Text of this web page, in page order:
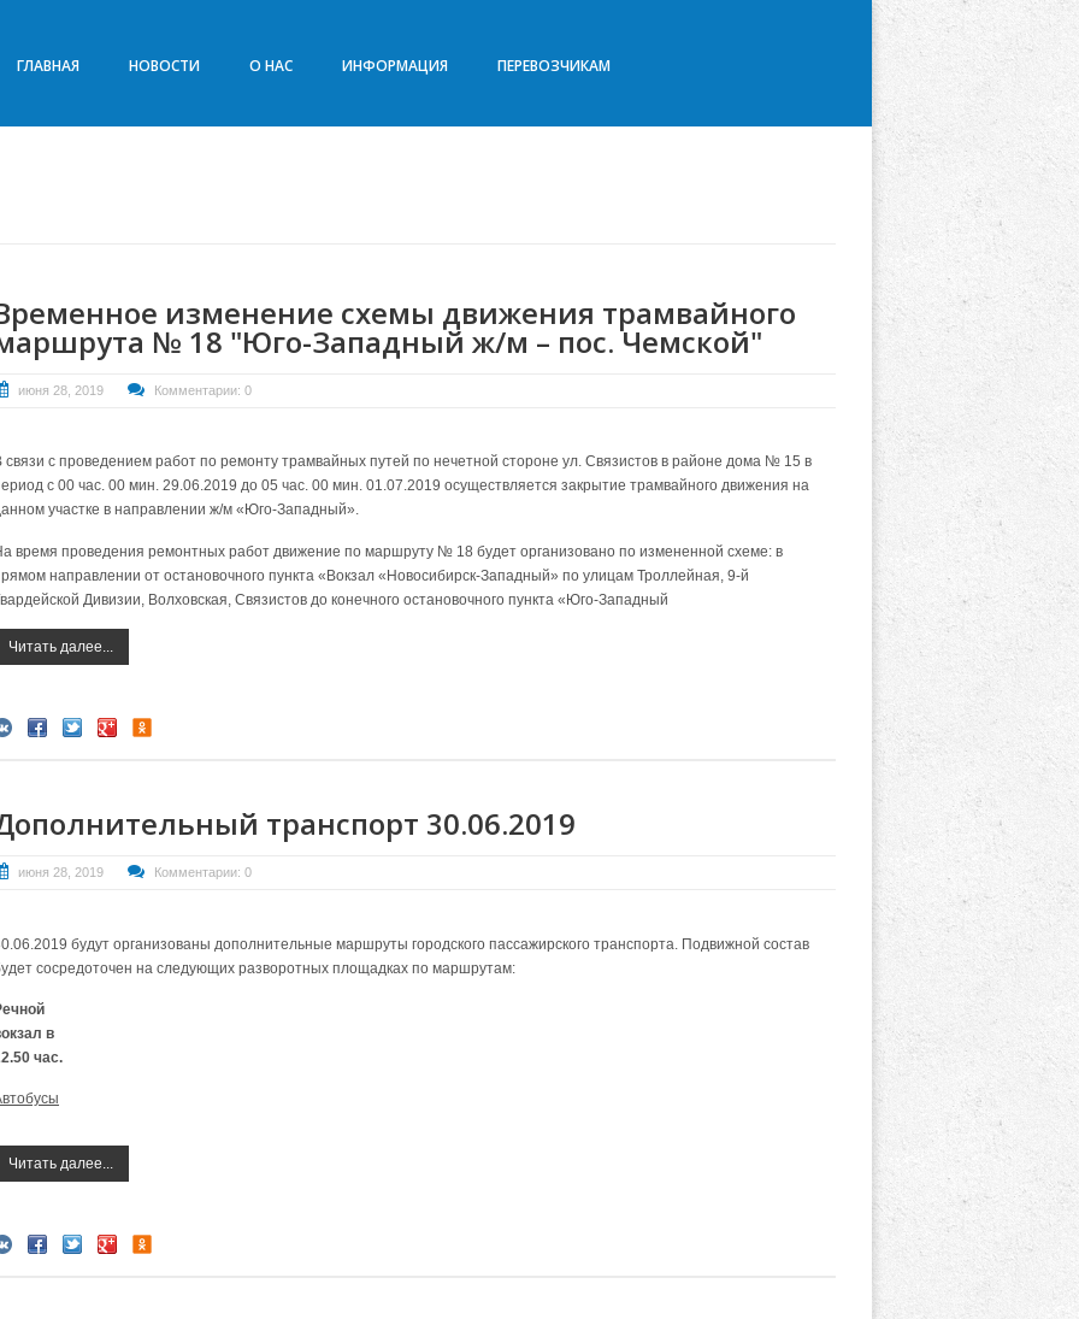
ГЛАВНАЯ НОВОСТИ О НАС ИНФОРМАЦИЯ ПЕРЕВОЗЧИКАМ
изменение схемы движения трамвайного
№ 18 "Юго-Западный ж/м – пос. Чемской"
июня 28, 2019 Комментарии: 0
связи с проведением работ по ремонту трамвайных путей по нечетной стороне ул. Связистов в районе дома № 15 в
с 00 час. 00 мин. 29.06.2019 до 05 час. 00 мин. 01.07.2019 осуществляется закрытие трамвайного движения на
участке в направлении ж/м «Юго-Западный».
время проведения ремонтных работ движение по маршруту № 18 будет организовано по измененной схеме: в
направлении от остановочного пункта «Вокзал «Новосибирск-Западный» по улицам Троллейная, 9-й
Дивизии, Волховская, Связистов до конечного остановочного пункта «Юго-Западный
Читать далее...
транспорт 30.06.2019
июня 28, 2019 Комментарии: 0
будут организованы дополнительные маршруты городского пассажирского транспорта. Подвижной состав
сосредоточен на следующих разворотных площадках по маршрутам:
в
час.
Читать далее...